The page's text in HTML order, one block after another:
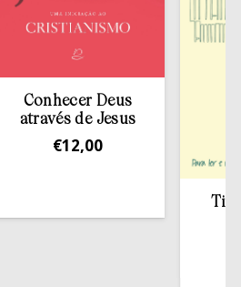
Conhecer Deus
através de Jesus
12,00